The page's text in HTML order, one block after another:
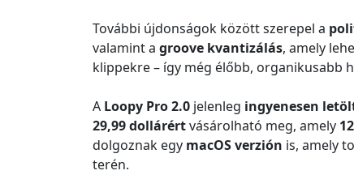
További újdonságok között szerepel a
valamint a groove kvantizálás, amely
klippekre – így még élőbb, organikusabb
A Loopy Pro 2.0 jelenleg ingyenesen
29,99 dollárértvásárolható meg, amely
dolgoznak egy macOS verzión is, amely
terén.